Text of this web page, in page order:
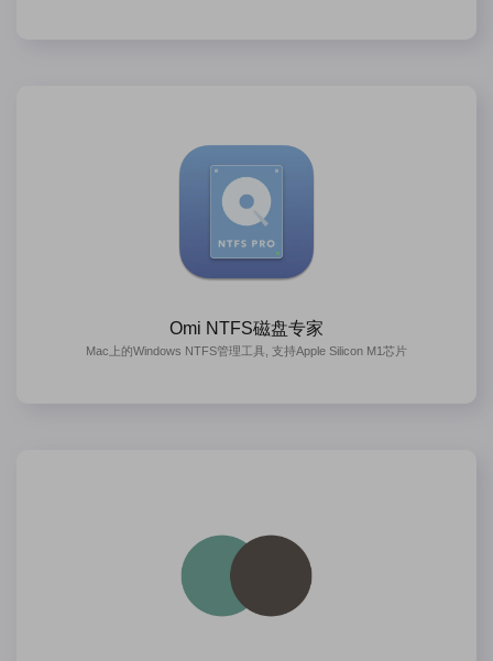
Omi NTFS磁盘专家
Mac上的Windows NTFS管理工具, 支持Apple Silicon M1芯片